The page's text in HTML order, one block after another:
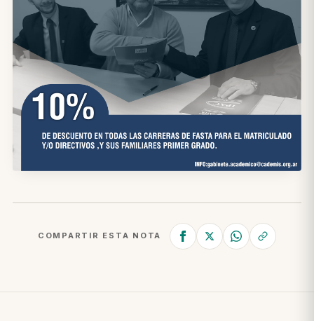
COMPARTIR ESTA NOTA